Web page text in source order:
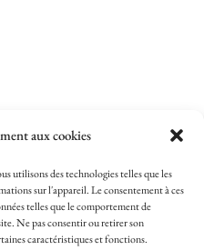
aux cookies
utilisons des technologies telles que les
sur l'appareil. Le consentement à ces
telles que le comportement de
Ne pas consentir ou retirer son
caractéristiques et fonctions.